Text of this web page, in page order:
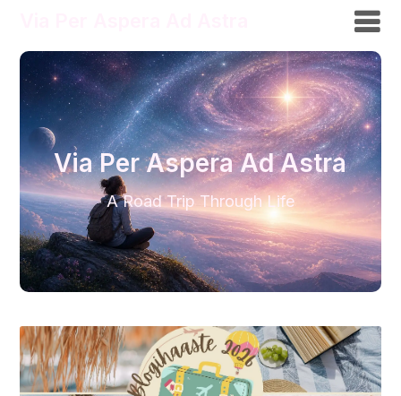
Via Per Aspera Ad Astra
A Road Trip Through Life